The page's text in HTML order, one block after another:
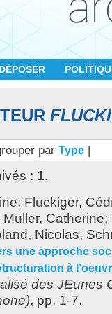
DÉPOSER
par Type |
: 1.
; Fluckiger,
Muller, Catherine;
Nicolas;
une approche
à
des JEunes
, pp. 1-7.